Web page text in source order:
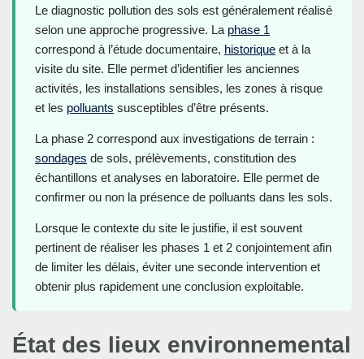
Le diagnostic pollution des sols est généralement réalisé
selon une approche progressive. La phase 1
correspond à l’étude documentaire, historique et à la
visite du site. Elle permet d’identifier les anciennes
activités, les installations sensibles, les zones à risque
et les polluants susceptibles d’être présents.
La phase 2 correspond aux investigations de terrain :
sondages de sols, prélèvements, constitution des
échantillons et analyses en laboratoire. Elle permet de
confirmer ou non la présence de polluants dans les sols.
Lorsque le contexte du site le justifie, il est souvent
pertinent de réaliser les phases 1 et 2 conjointement afin
de limiter les délais, éviter une seconde intervention et
obtenir plus rapidement une conclusion exploitable.
État des lieux environnemental